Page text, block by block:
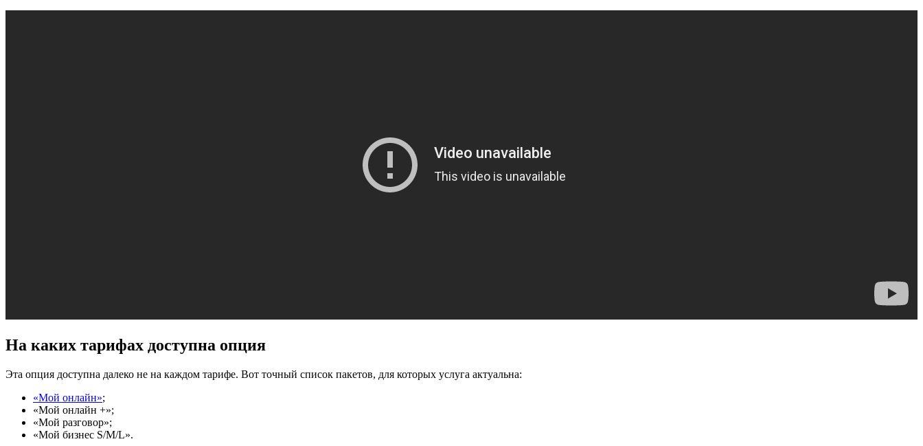
На каких тарифах доступна опция
Эта опция доступна далеко не на каждом тарифе. Вот точный список пакетов, для которых услуга актуальна:
«Мой онлайн»;
«Мой онлайн +»;
«Мой разговор»;
«Мой бизнес S/M/L».